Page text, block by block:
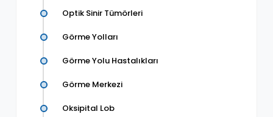
Optik Sinir Tümörleri
Görme Yolları
Görme Yolu Hastalıkları
Görme Merkezi
Oksipital Lob